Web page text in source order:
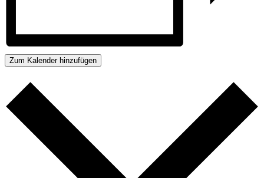
Zum Kalender hinzufügen